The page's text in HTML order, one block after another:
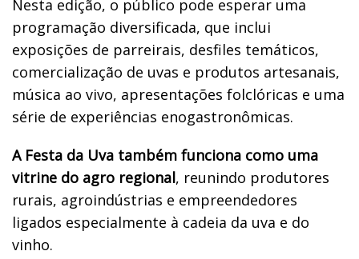
Nesta edição, o público pode esperar uma
programação diversificada, que inclui
exposições de parreirais, desfiles temáticos,
comercialização de uvas e produtos artesanais,
música ao vivo, apresentações folclóricas e uma
série de experiências enogastronômicas.
A Festa da Uva também funciona como uma
vitrine do agro regional, reunindo produtores
rurais, agroindústrias e empreendedores
ligados especialmente à cadeia da uva e do
vinho.